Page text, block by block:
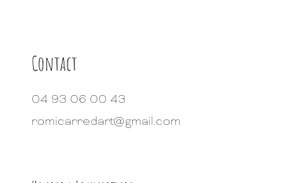
Contact
04 93 06 00 43
romicarredart@gmail.com